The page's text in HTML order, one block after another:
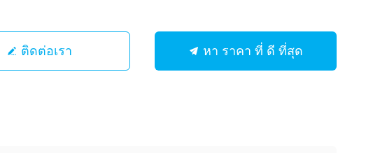
ติดต่อเรา หา ราคา ที่ ดี ที่สุด